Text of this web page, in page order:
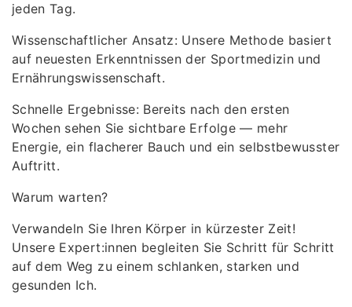
jeden Tag.
Wissenschaftlicher Ansatz: Unsere Methode basiert
auf neuesten Erkenntnissen der Sportmedizin und
Ernährungswissenschaft.
Schnelle Ergebnisse: Bereits nach den ersten
Wochen sehen Sie sichtbare Erfolge — mehr
Energie, ein flacherer Bauch und ein selbstbewusster
Auftritt.
Warum warten?
Verwandeln Sie Ihren Körper in kürzester Zeit!
Unsere Expert:innen begleiten Sie Schritt für Schritt
auf dem Weg zu einem schlanken, starken und
gesunden Ich.